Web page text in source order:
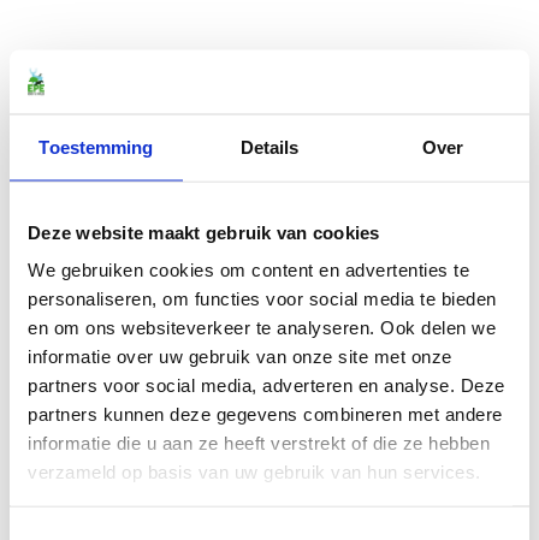
Toestemming Details Over
Deze website maakt gebruik van cookies
We gebruiken cookies om content en advertenties te
personaliseren, om functies voor social media te bieden
en om ons websiteverkeer te analyseren. Ook delen we
informatie over uw gebruik van onze site met onze
partners voor social media, adverteren en analyse. Deze
partners kunnen deze gegevens combineren met andere
informatie die u aan ze heeft verstrekt of die ze hebben
verzameld op basis van uw gebruik van hun services.